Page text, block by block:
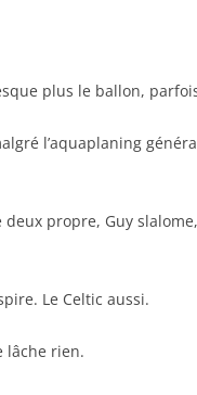
plus le ballon,
l’aquaplaning
deux propre, Guy
Le Celtic aussi.
lâche rien.